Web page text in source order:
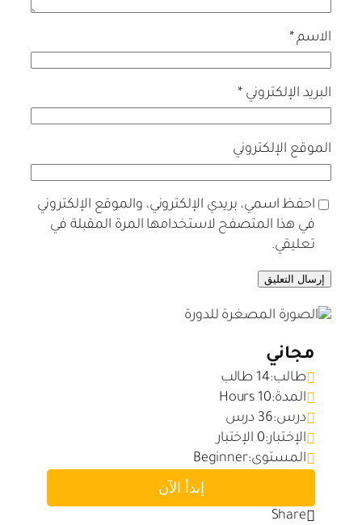
الاسم*
البريد الإلكتروني*
الموقع الإلكتروني
احفظ اسمي، بريدي الإلكتروني، والموقع الإلكتروني
في هذا المتصفح لاستخدامها المرة المقبلة في
تعليقي.
مجاني
طالب:14 طالب
المدة:10 Hours
درس:36 درس
الإختبار:0 الإختبار
المستوى:Beginner
إبدأ الآن
Share